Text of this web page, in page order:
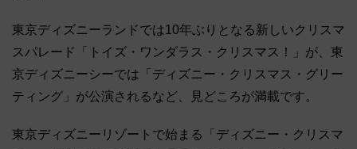
東京ディズニーランドでは10年ぶりとなる新しいクリスマ
スパレード「トイズ・ワンダラス・クリスマス！」が、東
京ディズニーシーでは「ディズニー・クリスマス・グリー
ティング」が公演されるなど、見どころが満載です。
東京ディズニーリゾートで始まる「ディズニー・クリスマ